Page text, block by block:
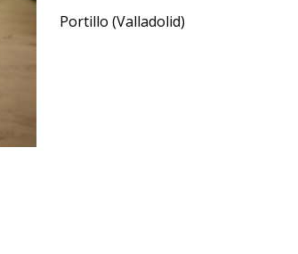
Portillo (Valladolid)